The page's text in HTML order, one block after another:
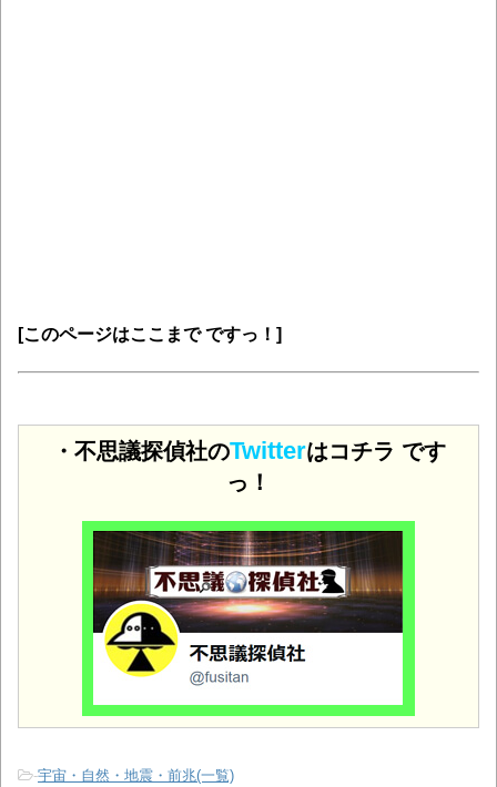
[このページはここまで ですっ！]
・不思議探偵社のTwitterはコチラ です
っ！
-宇宙・自然・地震・前兆(一覧)